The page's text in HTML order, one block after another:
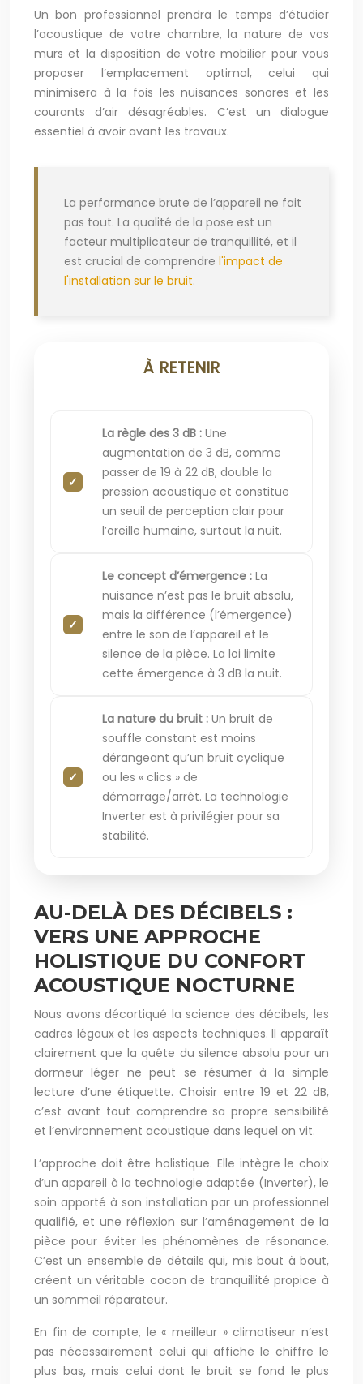
Un bon professionnel prendra le temps d’étudier
l’acoustique de votre chambre, la nature de vos
murs et la disposition de votre mobilier pour vous
proposer l’emplacement optimal, celui qui
minimisera à la fois les nuisances sonores et les
courants d’air désagréables. C’est un dialogue
essentiel à avoir avant les travaux.
La performance brute de l’appareil ne fait
pas tout. La qualité de la pose est un
facteur multiplicateur de tranquillité, et il
est crucial de comprendre l'impact de
l'installation sur le bruit.
À RETENIR
La règle des 3 dB : Une
augmentation de 3 dB, comme
passer de 19 à 22 dB, double la
pression acoustique et constitue
un seuil de perception clair pour
l’oreille humaine, surtout la nuit.
Le concept d’émergence : La
nuisance n’est pas le bruit absolu,
mais la différence (l’émergence)
entre le son de l’appareil et le
silence de la pièce. La loi limite
cette émergence à 3 dB la nuit.
La nature du bruit : Un bruit de
souffle constant est moins
dérangeant qu’un bruit cyclique
ou les « clics » de
démarrage/arrêt. La technologie
Inverter est à privilégier pour sa
stabilité.
AU-DELÀ DES DÉCIBELS :
VERS UNE APPROCHE
HOLISTIQUE DU CONFORT
ACOUSTIQUE NOCTURNE
Nous avons décortiqué la science des décibels, les
cadres légaux et les aspects techniques. Il apparaît
clairement que la quête du silence absolu pour un
dormeur léger ne peut se résumer à la simple
lecture d’une étiquette. Choisir entre 19 et 22 dB,
c’est avant tout comprendre sa propre sensibilité
et l’environnement acoustique dans lequel on vit.
L’approche doit être holistique. Elle intègre le choix
d’un appareil à la technologie adaptée (Inverter), le
soin apporté à son installation par un professionnel
qualifié, et une réflexion sur l’aménagement de la
pièce pour éviter les phénomènes de résonance.
C’est un ensemble de détails qui, mis bout à bout,
créent un véritable cocon de tranquillité propice à
un sommeil réparateur.
En fin de compte, le « meilleur » climatiseur n’est
pas nécessairement celui qui affiche le chiffre le
plus bas, mais celui dont le bruit se fond le plus